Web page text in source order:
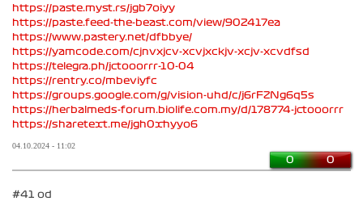
https://paste.myst.rs/jgb7oiyy
https://paste.feed-the-beast.com/view/902417ea
https://www.pastery.net/dfbbye/
https://yamcode.com/cjnvxjcv-xcvjxckjv-xcjv-xcvdfsd
https://telegra.ph/jctooorrr-10-04
https://rentry.co/mbeviyfc
https://groups.google.com/g/vision-uhd/c/j6rFZNg6q5s
https://herbalmeds-forum.biolife.com.my/d/178774-jctooorrr
https://sharetext.me/jgh0xhyyo6
04.10.2024 - 11:02
0 0
#41 od